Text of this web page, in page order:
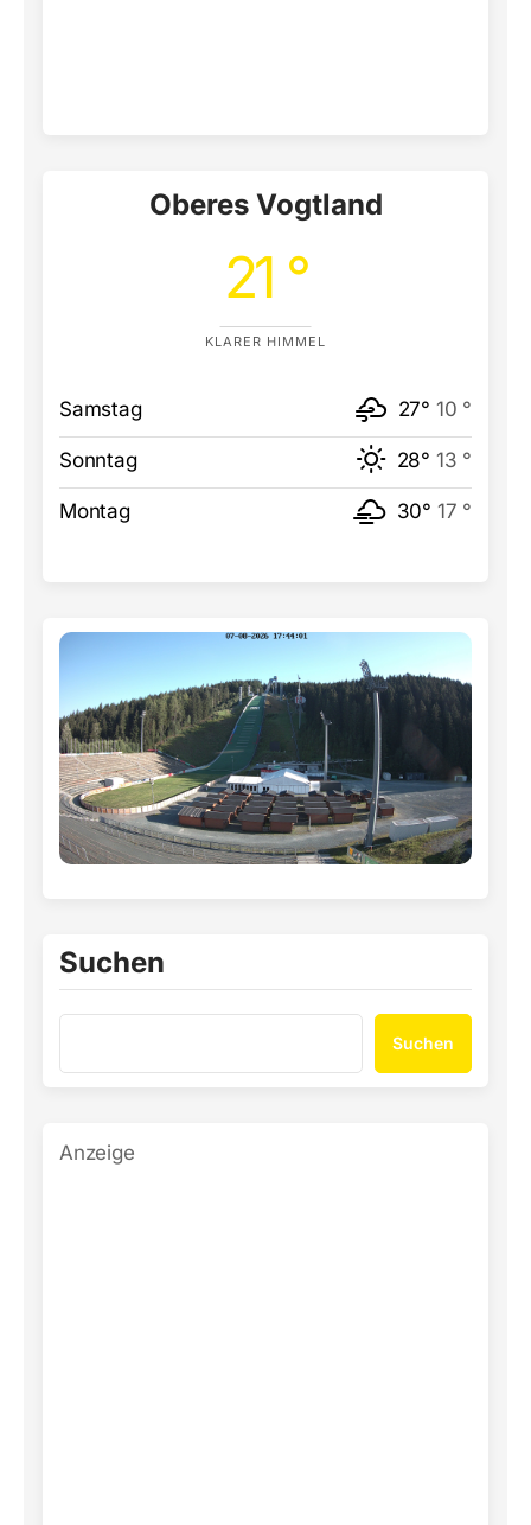
Oberes Vogtland
21 °
KLARER HIMMEL
Samstag 27° 10 °
Sonntag 28° 13 °
Montag 30° 17 °
Suchen
Suchen
Anzeige